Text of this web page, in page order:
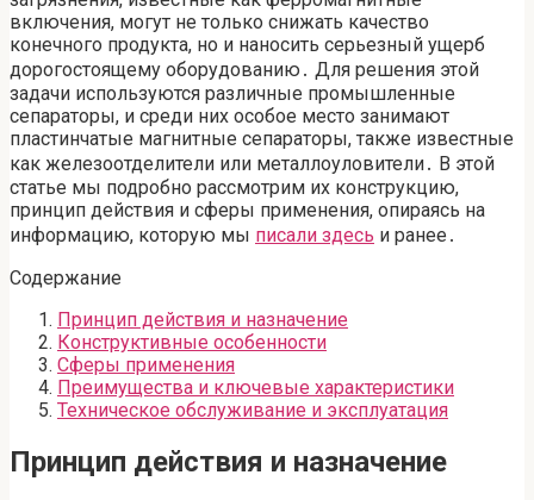
включения, могут не только снижать качество
конечного продукта, но и наносить серьезный ущерб
дорогостоящему оборудованию․ Для решения этой
задачи используются различные промышленные
сепараторы, и среди них особое место занимают
пластинчатые магнитные сепараторы, также известные
как железоотделители или металлоуловители․ В этой
статье мы подробно рассмотрим их конструкцию,
принцип действия и сферы применения, опираясь на
информацию, которую мы писали здесь и ранее․
Содержание
Принцип действия и назначение
Конструктивные особенности
Сферы применения
Преимущества и ключевые характеристики
Техническое обслуживание и эксплуатация
Принцип действия и назначение